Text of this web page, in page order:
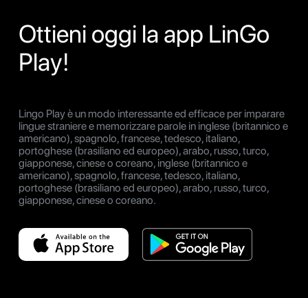
Ottieni oggi la app LinGo
Play!
Lingo Play è un modo interessante ed efficace per imparare
lingue straniere e memorizzare parole in inglese (britannico e
americano), spagnolo, francese, tedesco, italiano,
portoghese (brasiliano ed europeo), arabo, russo, turco,
giapponese, cinese o coreano, inglese (britannico e
americano), spagnolo, francese, tedesco, italiano,
portoghese (brasiliano ed europeo), arabo, russo, turco,
giapponese, cinese o coreano.